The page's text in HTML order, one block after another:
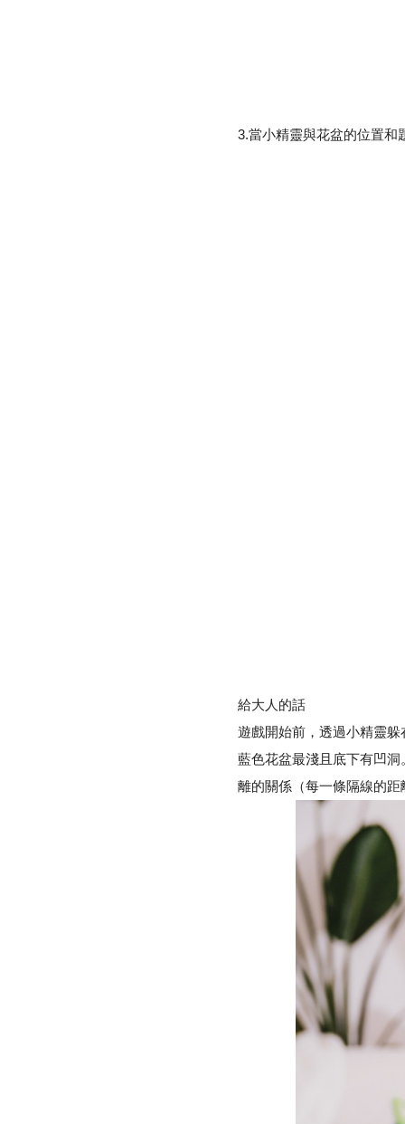
3.當小精靈與花盆的位置和
給大人的話
遊戲開始前，透過小精靈
藍色花盆最淺且底下有凹
離的關係（每一條隔線的